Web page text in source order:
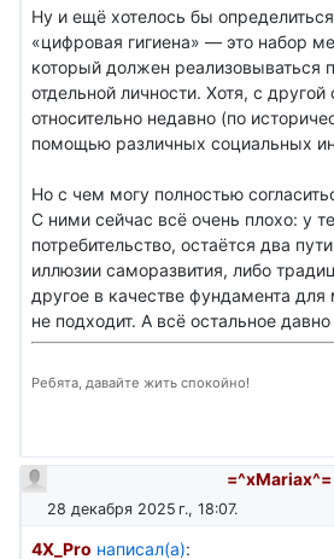
Ну и ещё хотелось бы
«цифровая гигиена» — это набор
который должен реализовываться
отдельной личности. Хотя, с
относительно недавно (по
помощью различных социальных
Но с чем могу полностью
С ними сейчас всё очень плохо: у
потребительство, остаётся два
иллюзии саморазвития, либо
другое в качестве фундамента
не подходит. А всё остальное
Ребята, давайте жить спокойно!
=^xMariax^=
28 декабря 2025 г., 18:07.
4X_Pro написал(а):